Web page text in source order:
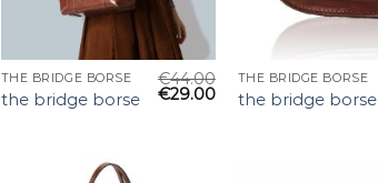
THE BRIDGE BORSE
the bridge borse
€44.00
€29.00
THE BRIDGE BORSE
the bridge borse